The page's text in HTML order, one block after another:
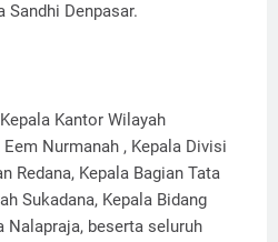
Sandhi Denpasar.
Kantor Wilayah
Nurmanah , Kepala Divisi
Redana, Kepala Bagian Tata
Sukadana, Kepala Bidang
Nalapraja, beserta seluruh